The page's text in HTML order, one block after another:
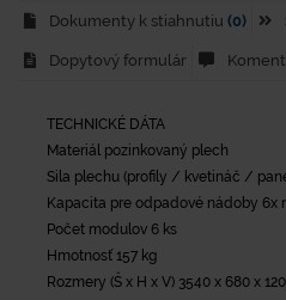
Dokumenty k stiahnutiu (0)
Dopytový formulár
TECHNICKÉ DÁTA
Materiál pozinkovaný plech
Sila plechu (profily / kvetináč /
Kapacita pre odpadové nádoby 6x
Počet modulov 6 ks
Hmotnosť 157 kg
Rozmery (Š x H x V) 3540 x 680 x